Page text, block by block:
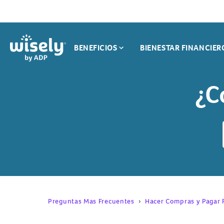
BENEFICIOS
No Hay
Pago De
BIENESTAR
Preguntas Mas Frecuentes Hacer Compras y Pagar